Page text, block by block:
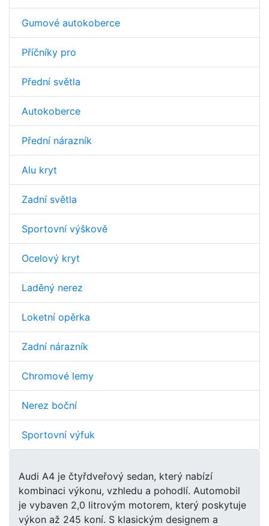
Gumové autokoberce
Příčníky pro
Přední světla
Autokoberce
Přední nárazník
Alu kryt
Zadní světla
Sportovní výškově
Ocelový kryt
Laděný nerez
Loketní opěrka
Zadní nárazník
Chromové lemy
Nerez boční
Sportovní výfuk
Audi A4 je čtyřdveřový sedan, který nabízí
kombinaci výkonu, vzhledu a pohodlí. Automobil
je vybaven 2,0 litrovým motorem, který poskytuje
výkon až 245 koní. S klasickým designem a